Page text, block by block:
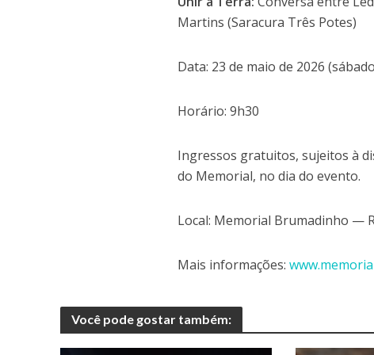
Martins (Saracura Três Potes)
Data: 23 de maio de 2026
Horário: 9h30
Ingressos gratuitos, sujeitos à
do Memorial, no dia do evento.
Local: Memorial Brumadinho —
Mais informações:
Você pode gostar também: